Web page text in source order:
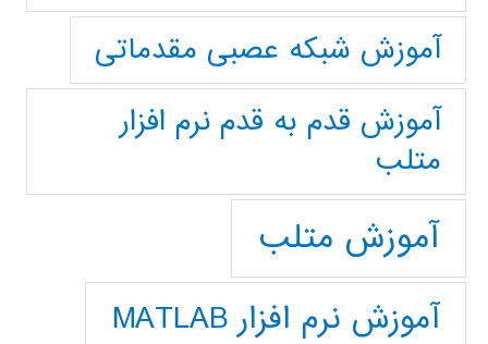
آموزش شبکه عصبی مقدماتی
آموزش قدم به قدم نرم افزار
متلب
آموزش متلب
آموزش نرم افزار MATLAB